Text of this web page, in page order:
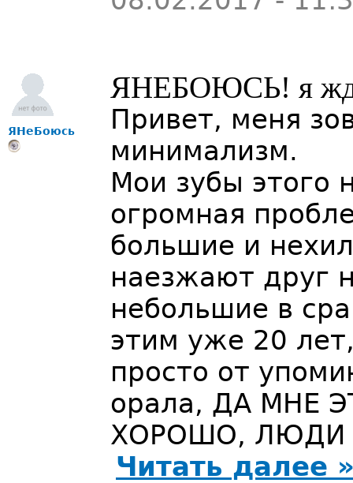
ЯНеБоюсь
ЯНЕБОЮСЬ! я
Привет, меня
минимализм.
Мои зубы этого
огромная
большие и
наезжают друг
небольшие в
этим уже 20
просто от
орала, ДА МНЕ
ХОРОШО, ЛЮДИ
Читать далее